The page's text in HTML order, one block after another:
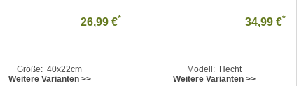
26,99 €*
Größe: 40x22cm
Weitere Varianten >>
34,99 €*
Modell: Hecht
Weitere Varianten >>